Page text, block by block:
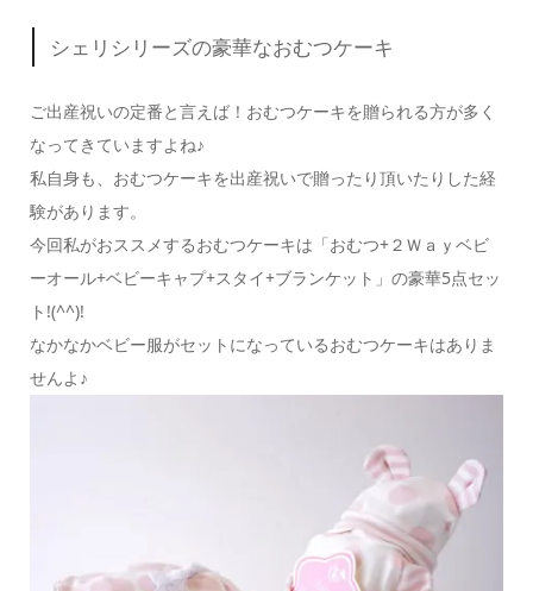
シェリシリーズの豪華なおむつケーキ
ご出産祝いの定番と言えば！おむつケーキを贈られる方が多く
なってきていますよね♪
私自身も、おむつケーキを出産祝いで贈ったり頂いたりした経
験があります。
今回私がおススメするおむつケーキは「おむつ+２Ｗａｙベビ
ーオール+ベビーキャプ+スタイ+ブランケット」の豪華5点セッ
ト!(^^)!
なかなかベビー服がセットになっているおむつケーキはありま
せんよ♪